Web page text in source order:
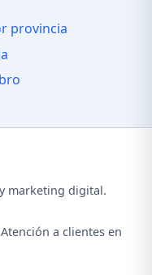
provincia
marketing digital.
a clientes en